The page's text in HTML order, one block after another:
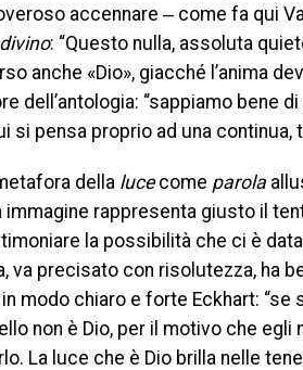
accennare ‒ come fa qui
: “Questo nulla, assoluta
anche «Dio», giacché l’anima
dell’antologia: “sappiamo bene
si pensa proprio ad una continua,
della lucecome parola
rappresenta giusto il
la possibilità che ci è
va precisato con risolutezza, ha
modo chiaro e forte Eckhart:
non è Dio, per il motivo che egli
La luce che è Dio brilla nelle